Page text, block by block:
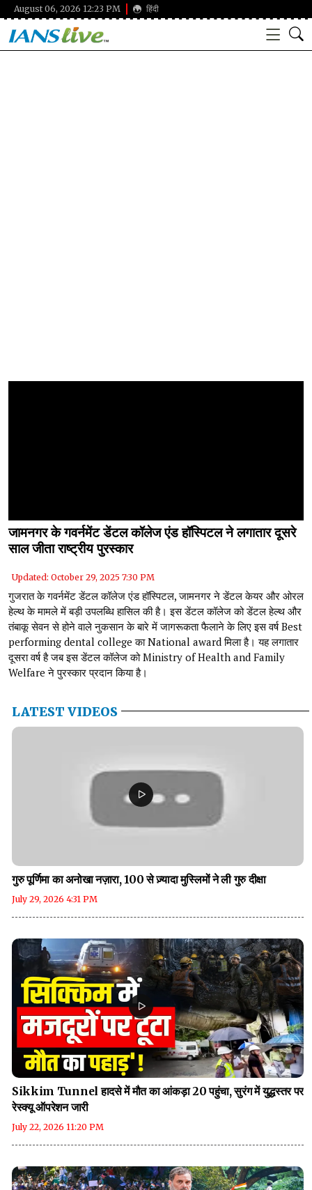
August 06, 2026 12:23 PM हिंदी
जामनगर के गवर्नमेंट डेंटल कॉलेज एंड हॉस्पिटल ने लगातार दूसरे
साल जीता राष्ट्रीय पुरस्कार
Updated: October 29, 2025 7:30 PM
गुजरात के गवर्नमेंट डेंटल कॉलेज एंड हॉस्पिटल, जामनगर ने डेंटल केयर और ओरल
हेल्थ के मामले में बड़ी उपलब्धि हासिल की है। इस डेंटल कॉलेज को डेंटल हेल्थ और
तंबाकू सेवन से होने वाले नुकसान के बारे में जागरूकता फैलाने के लिए इस वर्ष Best
performing dental college का National award मिला है। यह लगातार
दूसरा वर्ष है जब इस डेंटल कॉलेज को Ministry of Health and Family
Welfare ने पुरस्कार प्रदान किया है।
LATEST VIDEOS
गुरु पूर्णिमा का अनोखा नज़ारा, 100 से ज़्यादा मुस्लिमों ने ली गुरु दीक्षा
July 29, 2026 4:31 PM
Sikkim Tunnel हादसे में मौत का आंकड़ा 20 पहुंचा, सुरंग में युद्धस्तर पर
रेस्क्यू ऑपरेशन जारी
July 22, 2026 11:20 PM